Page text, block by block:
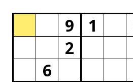
9 1
2
6